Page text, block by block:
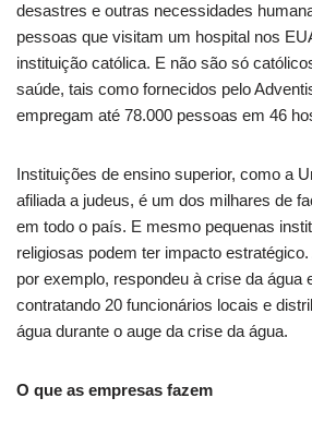
desastres e outras necessidades
pessoas que visitam um hospital nos
instituição católica. E não são só
saúde, tais como fornecidos pelo
empregam até 78.000 pessoas em 46
Instituições de ensino superior, como a
afiliada a judeus, é um dos milhares de
em todo o país. E mesmo pequenas
religiosas podem ter impacto
por exemplo, respondeu à crise da água
contratando 20 funcionários locais e
água durante o auge da crise da água.
O que as empresas fazem